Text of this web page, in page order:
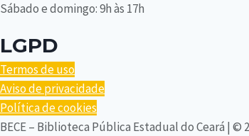
Sábado e domingo: 9h às 17h
LGPD
Termos de uso
Aviso de privacidade
Política de cookies
BECE – Biblioteca Pública Estadual do Ceará | ©